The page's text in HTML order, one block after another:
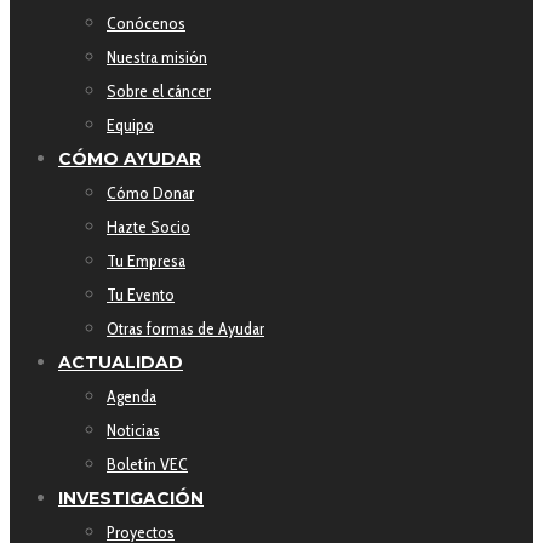
Conócenos
Nuestra misión
Sobre el cáncer
Equipo
CÓMO AYUDAR
Cómo Donar
Hazte Socio
Tu Empresa
Tu Evento
Otras formas de Ayudar
ACTUALIDAD
Agenda
Noticias
Boletín VEC
INVESTIGACIÓN
Proyectos